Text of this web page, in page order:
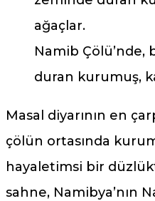
Namib Çölü’nde,
duran kurumuş,
Masal diyarının en
çölün ortasında
hayaletimsi bir
sahne, Namibya’nın